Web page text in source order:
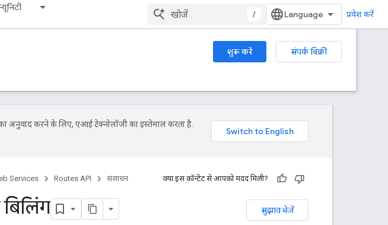
/ प्रवेश करें
शुरू करें
संपर्क बिक्री
अनुवाद करने के लिए, एआई टेक्नोलॉजी का इस्तेमाल करता है.
Services Routes API संसाधन क्या इस कॉन्टेंट से आपको मदद मिली?
सुझाव भेजें